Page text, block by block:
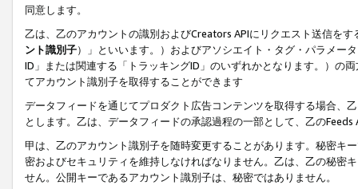
同意します。
乙は、乙のアカウントの識別およびCreators APIにリクエスト送信を
ント識別子）」といいます。）およびアソシエイト・タグ・パラメー
ID」または関連する「トラッキングID」のいずれかとなります。）の
てアカウント識別子を取得することができます
データフィードを通じてプロダクト広告コンテンツを取得する場合、
とします。乙は、データフィードの承認過程の一部として、乙の
甲は、乙のアカウント識別子を随時変更することがあります。秘密キ
密およびセキュリティを維持しなければなりません。乙は、乙の秘密
せん。公開キーであるアカウント識別子は、秘密ではありません。